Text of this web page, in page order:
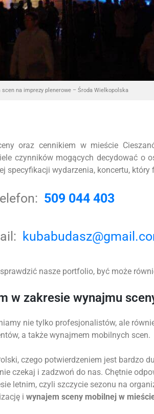
scen na imprezy plenerowe – Środa Wielkopolska
oraz cennikiem w mieście
czynników mogących decydować o
specyfikacji wydarzenia, koncertu,
509 044 403
nasze portfolio, być może
w zakresie wynajmu
nie tylko profesjonalistów, ale
a także wynajmem mobilnych scen.
czego potwierdzeniem jest bardzo
czekaj i zadzwoń do nas. Chętnie
letnim, czyli szczycie sezonu na
i wynajem sceny mobilnej w